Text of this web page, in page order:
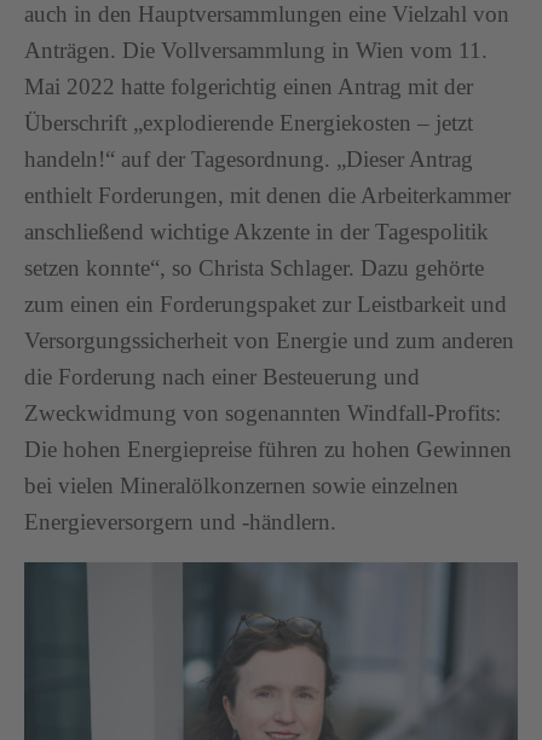
auch in den Hauptversammlungen eine Vielzahl von
Anträgen. Die Vollversammlung in Wien vom 11.
Mai 2022 hatte folgerichtig einen Antrag mit der
Überschrift „explodierende Energiekosten – jetzt
handeln!“ auf der Tagesordnung. „Dieser Antrag
enthielt Forderungen, mit denen die Arbeiterkammer
anschließend wichtige Akzente in der Tagespolitik
setzen konnte“, so Christa Schlager. Dazu gehörte
zum einen ein Forderungspaket zur Leistbarkeit und
Versorgungssicherheit von Energie und zum anderen
die Forderung nach einer Besteuerung und
Zweckwidmung von sogenannten Windfall-Profits:
Die hohen Energiepreise führen zu hohen Gewinnen
bei vielen Mineralölkonzernen sowie einzelnen
Energieversorgern und -händlern.